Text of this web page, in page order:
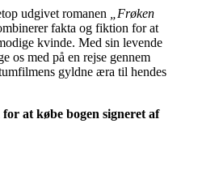
udgivet romanen
„Frøken
fakta og fiktion for at
kvinde. Med sin levende
os med på en rejse gennem
gyldne æra til hendes
at købe bogen signeret af